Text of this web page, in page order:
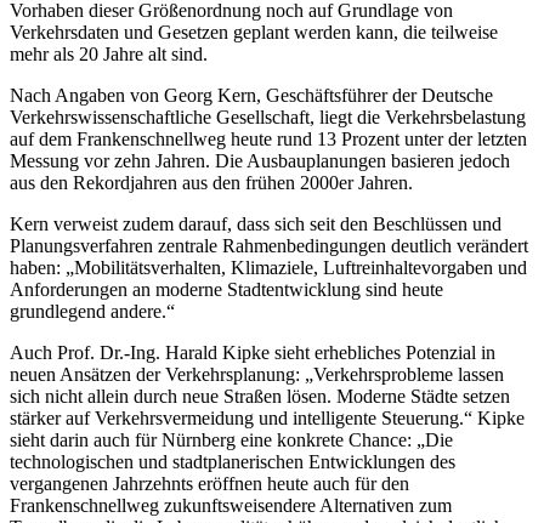
Vorhaben dieser Größenordnung noch auf Grundlage von
Verkehrsdaten und Gesetzen geplant werden kann, die teilweise
mehr als 20 Jahre alt sind.
Nach Angaben von Georg Kern, Geschäftsführer der Deutsche
Verkehrswissenschaftliche Gesellschaft, liegt die Verkehrsbelastung
auf dem Frankenschnellweg heute rund 13 Prozent unter der letzten
Messung vor zehn Jahren. Die Ausbauplanungen basieren jedoch
aus den Rekordjahren aus den frühen 2000er Jahren.
Kern verweist zudem darauf, dass sich seit den Beschlüssen und
Planungsverfahren zentrale Rahmenbedingungen deutlich verändert
haben: „Mobilitätsverhalten, Klimaziele, Luftreinhaltevorgaben und
Anforderungen an moderne Stadtentwicklung sind heute
grundlegend andere.“
Auch Prof. Dr.-Ing. Harald Kipke sieht erhebliches Potenzial in
neuen Ansätzen der Verkehrsplanung: „Verkehrsprobleme lassen
sich nicht allein durch neue Straßen lösen. Moderne Städte setzen
stärker auf Verkehrsvermeidung und intelligente Steuerung.“ Kipke
sieht darin auch für Nürnberg eine konkrete Chance: „Die
technologischen und stadtplanerischen Entwicklungen des
vergangenen Jahrzehnts eröffnen heute auch für den
Frankenschnellweg zukunftsweisendere Alternativen zum